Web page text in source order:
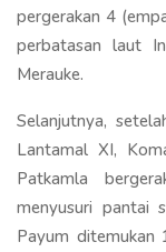
pergerakan 4
perbatasan laut
Merauke.
Selanjutnya,
Lantamal XI,
Patkamla
menyusuri pantai
Payum ditemukan